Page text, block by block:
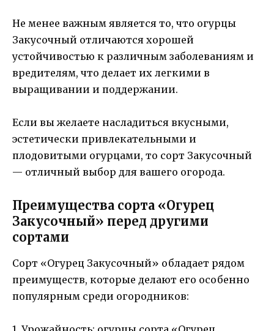
Не менее важным является то, что огурцы
Закусочный отличаются хорошей
устойчивостью к различным заболеваниям и
вредителям, что делает их легкими в
выращивании и поддержании.
Если вы желаете насладиться вкусными,
эстетически привлекательными и
плодовитыми огурцами, то сорт Закусочный
— отличный выбор для вашего огорода.
Преимущества сорта «Огурец
Закусочный» перед другими
сортами
Сорт «Огурец Закусочный» обладает рядом
преимуществ, которые делают его особенно
популярным среди огородников: